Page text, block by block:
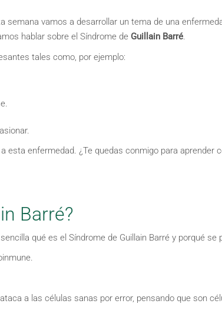
semana vamos a desarrollar un tema de una
hablar sobre el Síndrome de Guillain Barré.
tales como, por ejemplo:
esta enfermedad. ¿Te quedas conmigo para aprender
Barré?
qué es el Síndrome de Guillain Barré y porqué se
a las células sanas por error, pensando que son